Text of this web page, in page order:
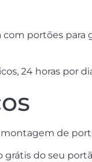
portões para
24 horas por
de
do seu